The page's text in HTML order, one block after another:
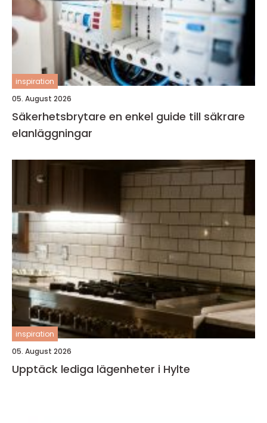
inspiration
05. August 2026
Säkerhetsbrytare en enkel guide till säkrare
elanläggningar
inspiration
05. August 2026
Upptäck lediga lägenheter i Hylte